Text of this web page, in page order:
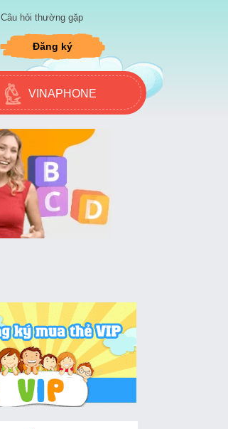
Câu hỏi thường gặp
Đăng ký
VINAPHONE